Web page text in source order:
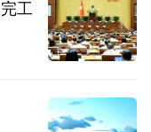
工